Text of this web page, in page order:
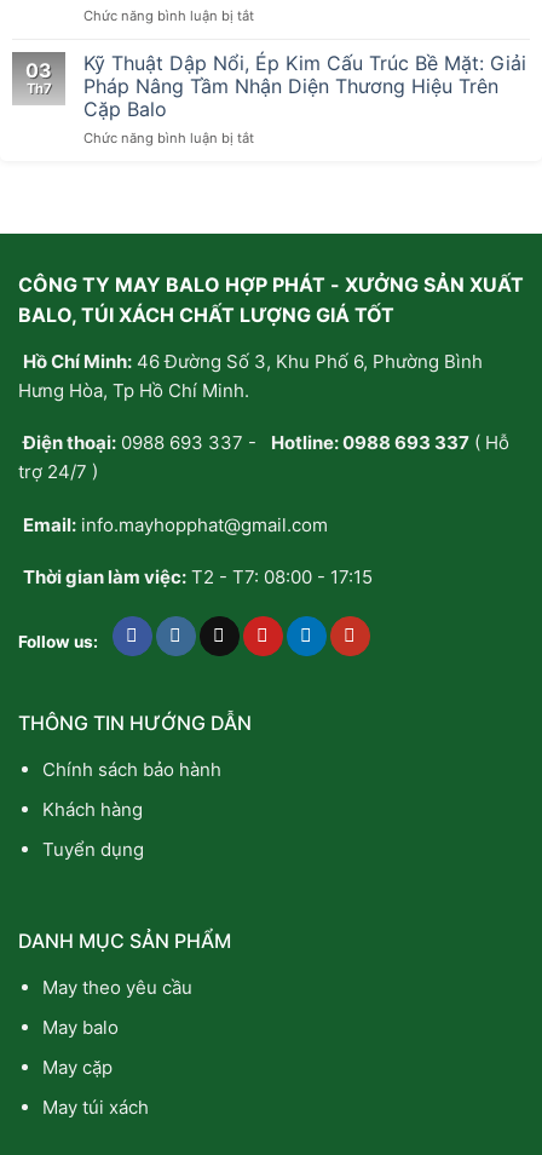
Tại
May
Cặp
Laptop
Nghiệp
Chức năng bình luận bị tắtở
hút
từ
những
túi
thà
may/
may
mua
03
Th7
Kỹ Thuật Dập Nổi, Ép Kim Cấu Trúc Bề Mặt: Giải
Pháp Nâng Tầm Nhận Diện Thương Hiệu Trên
Cặp Balo
Chức năng bình luận bị tắtở
Ép
Cấu
Bề
Giải
Nhận
Trên
Balo
CÔNG TY MAY BALO HỢP PHÁT - XƯỞNG SẢN XUẤT
BALO, TÚI XÁCH CHẤT LƯỢNG GIÁ TỐT
Hồ Chí Minh: 46 Đường Số 3, Khu Phố 6, Phường Bình
Hưng Hòa, Tp Hồ Chí Minh.
Điện thoại: 0988 693 337 - Hotline:0988 693 337 ( Hỗ
trợ 24/7 )
Email: info.mayhopphat@gmail.com
Thời gian làm việc: T2 - T7: 08:00 - 17:15
Follow us:
THÔNG TIN HƯỚNG DẪN
Chính sách bảo hành
Khách hàng
Tuyển dụng
DANH MỤC SẢN PHẨM
May theo yêu cầu
May balo
May cặp
May túi xách